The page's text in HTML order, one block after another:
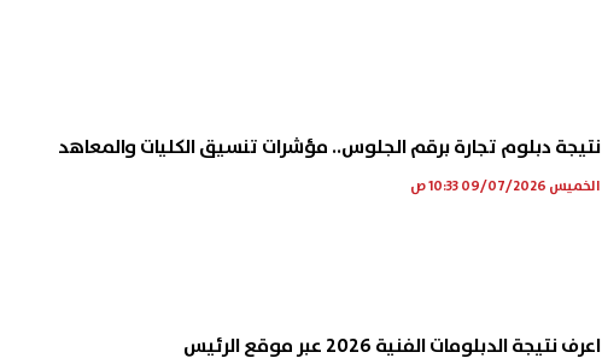
نتيجة دبلوم تجارة برقم الجلوس.. مؤشرات تنسيق الكليات والمعاهد
الخميس 09/07/2026 10:33 ص
اعرف نتيجة الدبلومات الفنية 2026 عبر موقع الرئيس